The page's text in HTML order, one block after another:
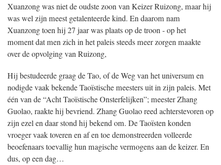
Xuanzong was niet de oudste zoon van Keizer Ruizong, maar hij
was wel zijn meest getalenteerde kind. En daarom nam
Xuanzong toen hij 27 jaar was plaats op de troon - op het
moment dat men zich in het paleis steeds meer zorgen maakte
over de opvolging van Ruizong,
Hij bestudeerde graag de Tao, of de Weg van het universum en
nodigde vaak bekende Taoïstische meesters uit in zijn paleis. Met
één van de “Acht Taoïstische Onsterfelijken”; meester Zhang
Guolao, raakte hij bevriend. Zhang Guolao reed achterstevoren op
zijn ezel en daar stond hij bekend om. De Taoïsten konden
vroeger vaak toveren en af en toe demonstreerden volleerde
beoefenaars toevallig hun magische vermogens aan de keizer. En
dus, op een dag…